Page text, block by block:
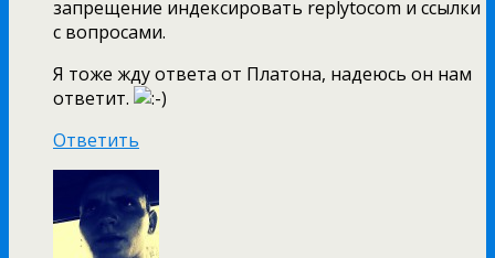
запрещение индексировать replytocom и ссылки
с вопросами.
Я тоже жду ответа от Платона, надеюсь он нам
ответит.
Ответить